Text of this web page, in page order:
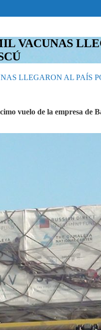
VACUNAS
LLEGARON AL PAÍS
vuelo de la empresa